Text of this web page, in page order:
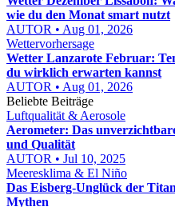
wie du den Monat smart nutzt
AUTOR • Aug 01, 2026
Wettervorhersage
Wetter Lanzarote Februar:
du wirklich erwarten kannst
AUTOR • Aug 01, 2026
Beliebte Beiträge
Luftqualität & Aerosole
Aerometer: Das
und Qualität
AUTOR • Jul 10, 2025
Meeresklima & El Niño
Das Eisberg-Unglück der
Mythen